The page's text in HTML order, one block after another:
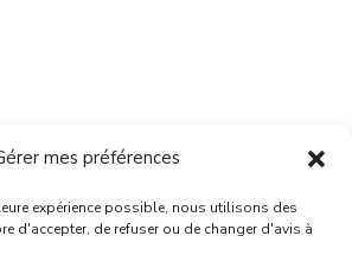
mes préférences
expérience possible, nous utilisons des
d'accepter, de refuser ou de changer d'avis à